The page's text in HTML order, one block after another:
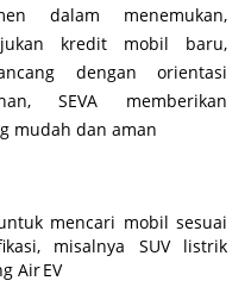
dalam menemukan,
kredit mobil baru,
dengan orientasi
SEVA memberikan
mudah dan aman
mencari mobil sesuai
misalnya SUV listrik
Air EV